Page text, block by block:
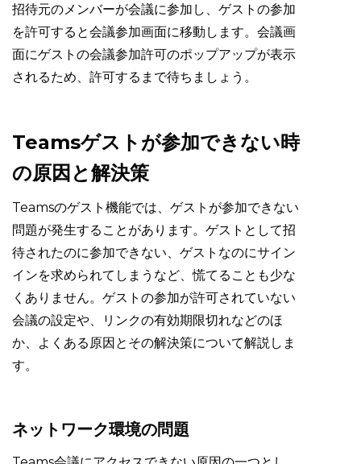
招待元のメンバーが会議に参加し、ゲストの参加
を許可すると会議参加画面に移動します。会議画
面にゲストの会議参加許可のポップアップが表示
されるため、許可するまで待ちましょう。
Teamsゲストが参加できない時
の原因と解決策
Teamsのゲスト機能では、ゲストが参加できない
問題が発生することがあります。ゲストとして招
待されたのに参加できない、ゲストなのにサイン
インを求められてしまうなど、慌てることも少な
くありません。ゲストの参加が許可されていない
会議の設定や、リンクの有効期限切れなどのほ
か、よくある原因とその解決策について解説しま
す。
ネットワーク環境の問題